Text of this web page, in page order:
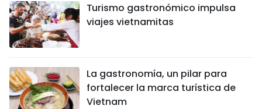
Turismo gastronómico impulsa
viajes vietnamitas
La gastronomía, un pilar para
fortalecer la marca turística de
Vietnam